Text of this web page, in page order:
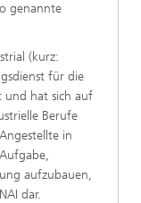
genannte
(kurz:
für die
und hat sich auf
Berufe
in
aufzubauen,
dar.